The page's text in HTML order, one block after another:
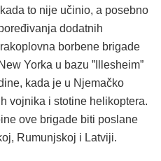
to nije učinio, a posebno
dodatnih
borbene brigade
Yorka u bazu ”Illesheim”
kada je u Njemačko
vojnika i stotine helikoptera.
ove brigade biti poslane
Rumunjskoj i Latviji.